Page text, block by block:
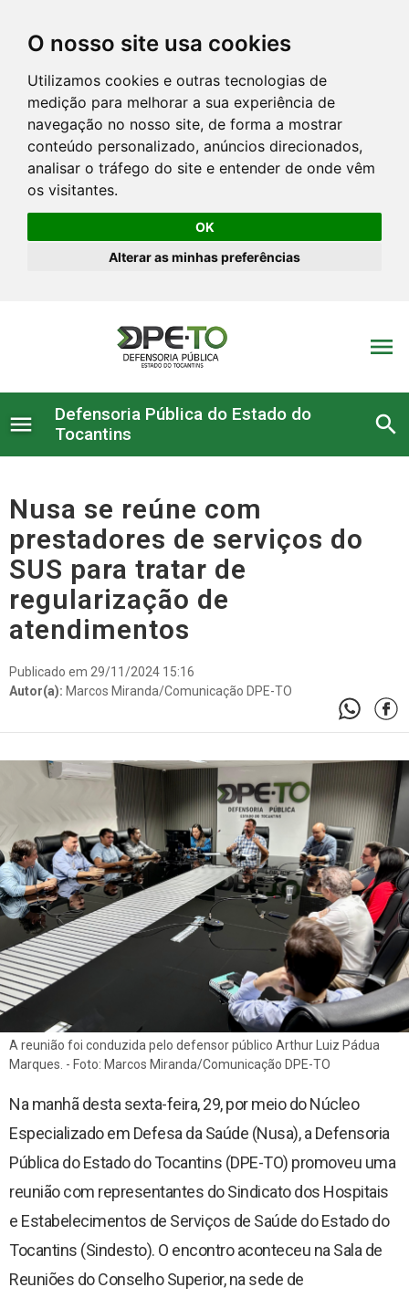
O nosso site usa cookies
Utilizamos cookies e outras tecnologias de
medição para melhorar a sua experiência de
navegação no nosso site, de forma a mostrar
conteúdo personalizado, anúncios direcionados,
analisar o tráfego do site e entender de onde vêm
os visitantes.
OK
Alterar as minhas preferências
menu
menu
Defensoria Pública do Estado do
Tocantins
search
Institucional
Serviços administrativos
Serviço Voluntário
Documentos para posse
Legislação e Atos
Núcleos
Conselho Superior
Resoluções
Editais
Pautas de Julgamentos
Consulta de Precedentes
Corregedoria
Nossos Projetos
Escola Superior da Defensoria Pública (Esdep)
Revista Adsumus
Revista Arandu - Norteando Direitos
Contatos
Sobre o Site
Nusa se reúne com
prestadores de serviços do
SUS para tratar de
regularização de
atendimentos
Publicado em 29/11/2024 15:16
Autor(a): Marcos Miranda/Comunicação DPE-TO
A reunião foi conduzida pelo defensor público Arthur Luiz Pádua
Marques. - Foto: Marcos Miranda/Comunicação DPE-TO
Na manhã desta sexta-feira, 29, por meio do Núcleo
Especializado em Defesa da Saúde (Nusa), a Defensoria
Pública do Estado do Tocantins (DPE-TO) promoveu uma
reunião com representantes do Sindicato dos Hospitais
e Estabelecimentos de Serviços de Saúde do Estado do
Tocantins (Sindesto). O encontro aconteceu na Sala de
Reuniões do Conselho Superior, na sede de